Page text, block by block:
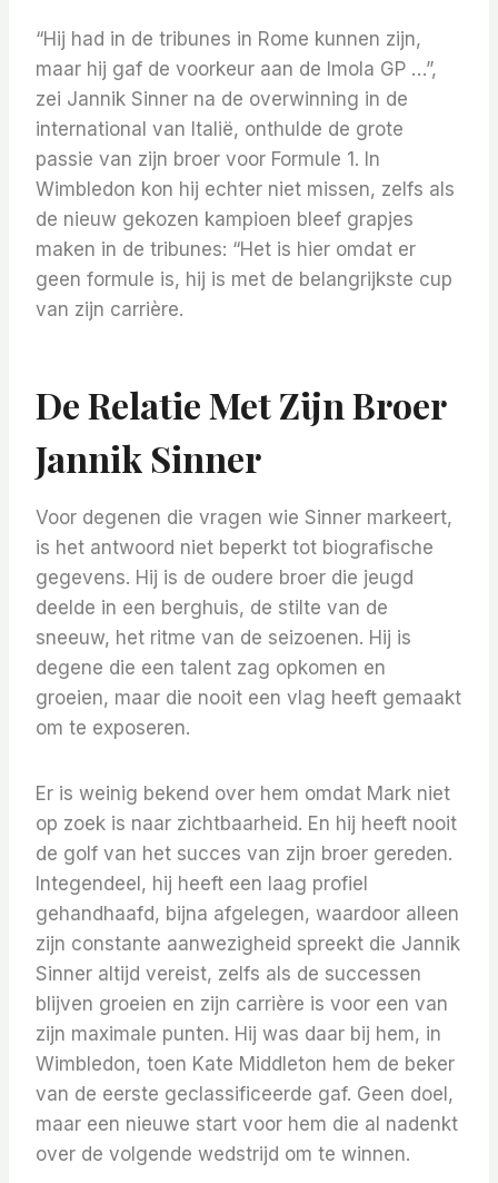
“Hij had in de tribunes in Rome kunnen zijn,
maar hij gaf de voorkeur aan de Imola GP …”,
zei Jannik Sinner na de overwinning in de
international van Italië, onthulde de grote
passie van zijn broer voor Formule 1. In
Wimbledon kon hij echter niet missen, zelfs als
de nieuw gekozen kampioen bleef grapjes
maken in de tribunes: “Het is hier omdat er
geen formule is, hij is met de belangrijkste cup
van zijn carrière.
De Relatie Met Zijn Broer
Jannik Sinner
Voor degenen die vragen wie Sinner markeert,
is het antwoord niet beperkt tot biografische
gegevens. Hij is de oudere broer die jeugd
deelde in een berghuis, de stilte van de
sneeuw, het ritme van de seizoenen. Hij is
degene die een talent zag opkomen en
groeien, maar die nooit een vlag heeft gemaakt
om te exposeren.
Er is weinig bekend over hem omdat Mark niet
op zoek is naar zichtbaarheid. En hij heeft nooit
de golf van het succes van zijn broer gereden.
Integendeel, hij heeft een laag profiel
gehandhaafd, bijna afgelegen, waardoor alleen
zijn constante aanwezigheid spreekt die Jannik
Sinner altijd vereist, zelfs als de successen
blijven groeien en zijn carrière is voor een van
zijn maximale punten. Hij was daar bij hem, in
Wimbledon, toen Kate Middleton hem de beker
van de eerste geclassificeerde gaf. Geen doel,
maar een nieuwe start voor hem die al nadenkt
over de volgende wedstrijd om te winnen.